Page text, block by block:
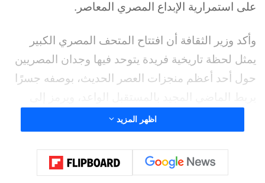
على استمرارية الإبداع المصري المعاصر.
وأكد وزير الثقافة أن افتتاح المتحف المصري الكبير
يمثل لحظة تاريخية فريدة يتوحد فيها وجدان المصريين
حول أحد أعظم منجزات العصر الحديث، بوصفه جسرًا
استمرار الحضارة المصرية في إلهام الإنسانية عبر
العصور. وأوضح أن الوزارة أعدّت خطة شاملة من
الفعاليات الفنية والفكرية في مختلف محافظات مصر
احتفاءً بهذا الحدث العالمي، تعبيرًا عن الهوية الثقافية
اظهر المزيد